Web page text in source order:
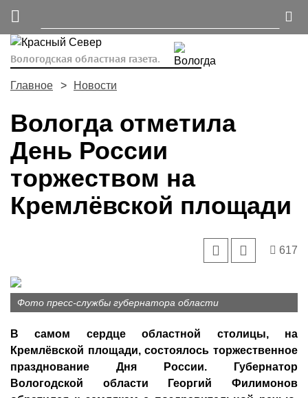
Вологодская областная газета.
Главное Новости
Вологда отметила
День России
торжеством на
Кремлёвской площади
617
Фото пресс-службы губернатора области
В самом сердце областной столицы, на
Кремлёвской площади, состоялось торжественное
празднование Дня России. Губернатор
Вологодской области Георгий Филимонов